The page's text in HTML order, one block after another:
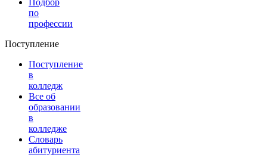
по
профессии
Поступление
Поступление
в
колледж
Все об
образовании
в
колледже
Словарь
абитуриента